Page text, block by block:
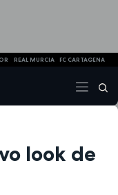
REAL MURCIA FC CARTAGENA
look de